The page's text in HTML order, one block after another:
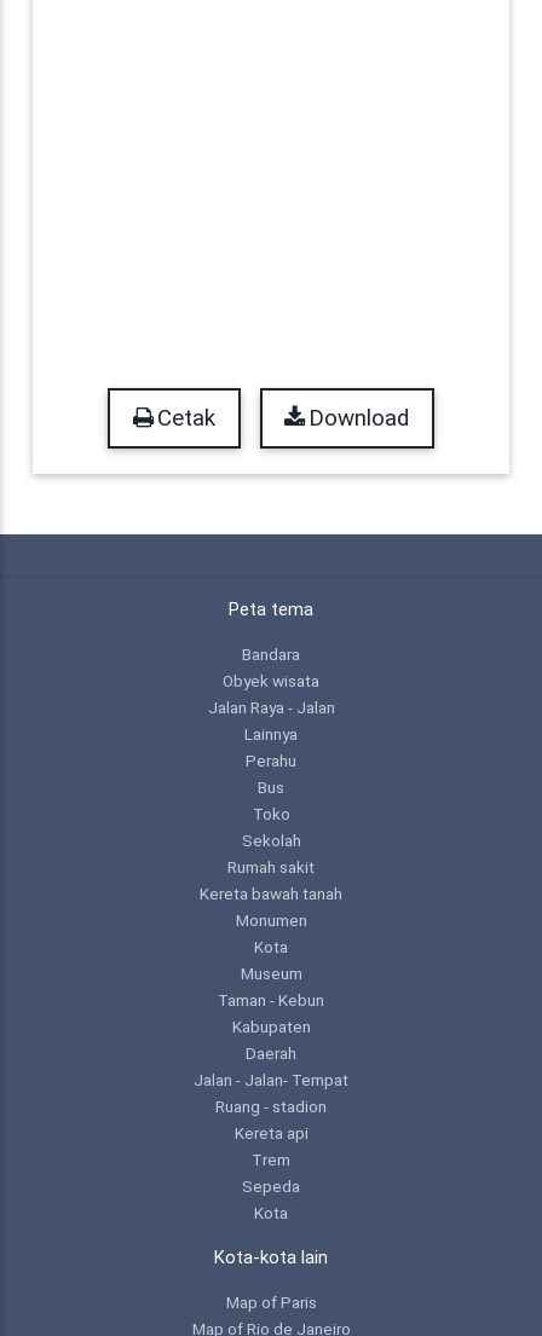
Cetak Download
Peta tema
Bandara
Obyek wisata
Jalan Raya - Jalan
Lainnya
Perahu
Bus
Toko
Sekolah
Rumah sakit
Kereta bawah tanah
Monumen
Kota
Museum
Taman - Kebun
Kabupaten
Daerah
Jalan - Jalan- Tempat
Ruang - stadion
Kereta api
Trem
Sepeda
Kota
Kota-kota lain
Map of Paris
Map of Rio de Janeiro